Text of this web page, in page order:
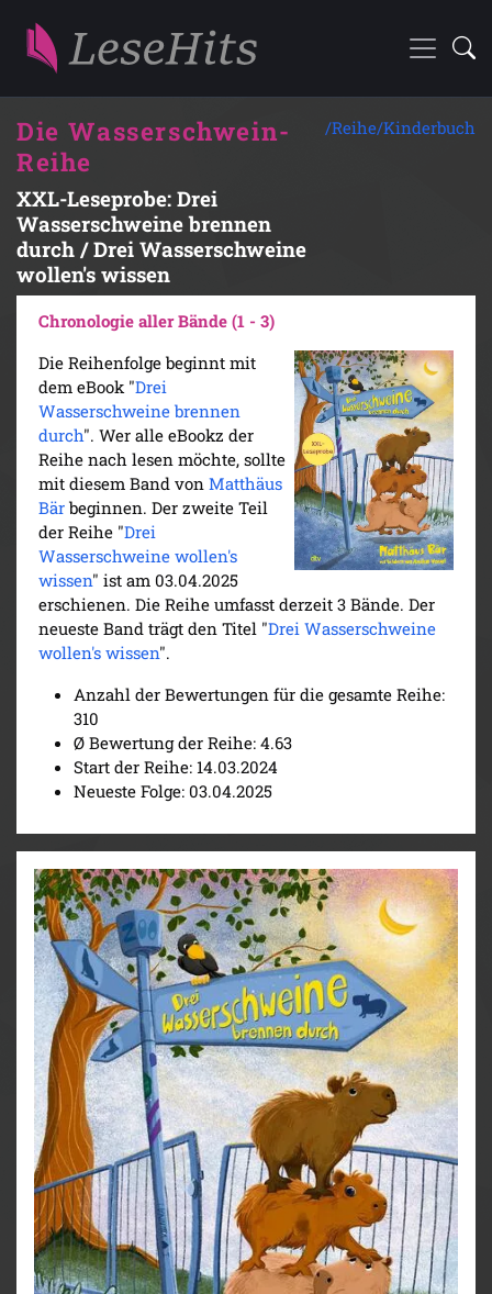
Die Wasserschwein-
Reihe
XXL-Leseprobe: Drei
Wasserschweine brennen
durch / Drei Wasserschweine
wollen's wissen
/Reihe/Kinderbuch
Chronologie aller Bände (1 - 3)
Die Reihenfolge beginnt mit
dem eBook "Drei
Wasserschweine brennen
durch". Wer alle eBookz der
Reihe nach lesen möchte, sollte
mit diesem Band von Matthäus
Bär beginnen. Der zweite Teil
der Reihe "Drei
Wasserschweine wollen's
wissen" ist am 03.04.2025
erschienen. Die Reihe umfasst derzeit 3 Bände. Der
neueste Band trägt den Titel "Drei Wasserschweine
wollen's wissen".
Anzahl der Bewertungen für die gesamte Reihe:
310
Ø Bewertung der Reihe: 4.63
Start der Reihe: 14.03.2024
Neueste Folge: 03.04.2025